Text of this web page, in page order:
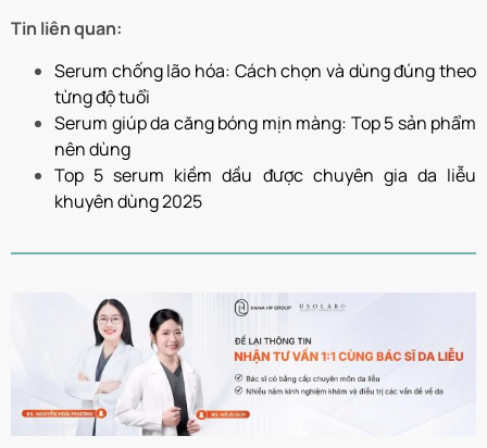
Tin liên quan:
Serum chống lão hóa: Cách chọn và dùng đúng theo
từng độ tuổi
Serum giúp da căng bóng mịn màng: Top 5 sản phẩm
nên dùng
Top 5 serum kiềm dầu được chuyên gia da liễu
khuyên dùng 2025